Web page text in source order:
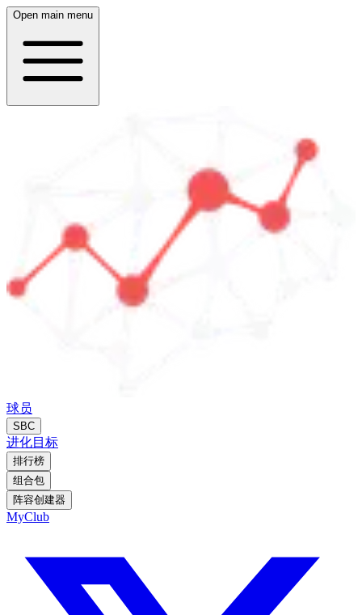
Open main menu
球员
SBC
进化目标
排行榜
组合包
阵容创建器
MyClub